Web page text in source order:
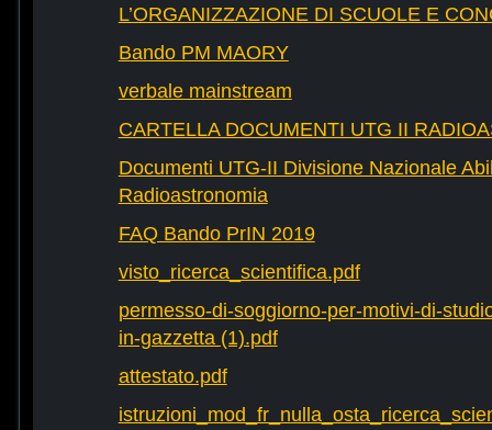
L’ORGANIZZAZIONE DI SCUOLE E
Bando PM MAORY
verbale mainstream
CARTELLA DOCUMENTI UTG II
Documenti UTG-II Divisione Nazionale
Radioastronomia
FAQ Bando PrIN 2019
visto_ricerca_scientifica.pdf
permesso-di-soggiorno-per-motivi-di-
in-gazzetta (1).pdf
attestato.pdf